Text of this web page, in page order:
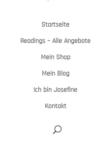
Startseite
Readings – Alle Angebote
Mein Shop
Mein Blog
Ich bin Josefine
Kontakt